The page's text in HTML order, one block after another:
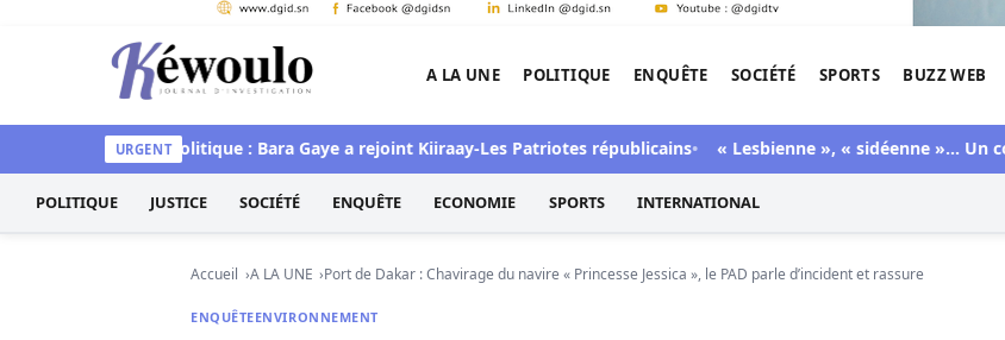
Aller au contenu
Kéwoulo, le premier site d'information et d'investigation de l'Afrique.
A LA UNE POLITIQUE ENQUÊTE SOCIÉTÉ SPORTS BUZZ WEB
URGENT
Politique : Bara Gaye a rejoint Kiiraay-Les Patriotes républicains « Lesbienne », « sidéenne »… Un conflit
POLITIQUE JUSTICE SOCIÉTÉ ENQUÊTE ECONOMIE SPORTS INTERNATIONAL
Accueil A LA UNE Port de Dakar : Chavirage du navire « Princesse Jessica », le PAD parle d’incident et rassure
ENQUÊTEENVIRONNEMENT